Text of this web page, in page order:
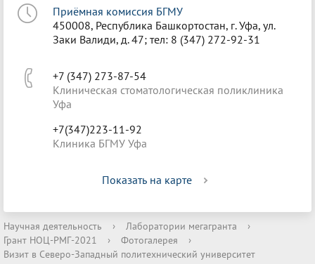
Приёмная комиссия БГМУ
450008, Республика Башкортостан, г. Уфа, ул.
Заки Валиди, д. 47; тел: 8 (347) 272-92-31
+7 (347) 273-87-54
Клиническая стоматологическая поликлиника
Уфа
+7(347)223-11-92
Клиника БГМУ Уфа
Показать на карте
Научная деятельность › Лаборатории мегагранта
›
Грант НОЦ-РМГ-2021
› Фотогалерея
›
Визит в Северо-Западный политехнический университет